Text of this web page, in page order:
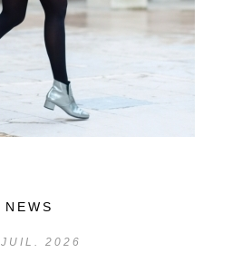
NEWS
JUIL. 2026